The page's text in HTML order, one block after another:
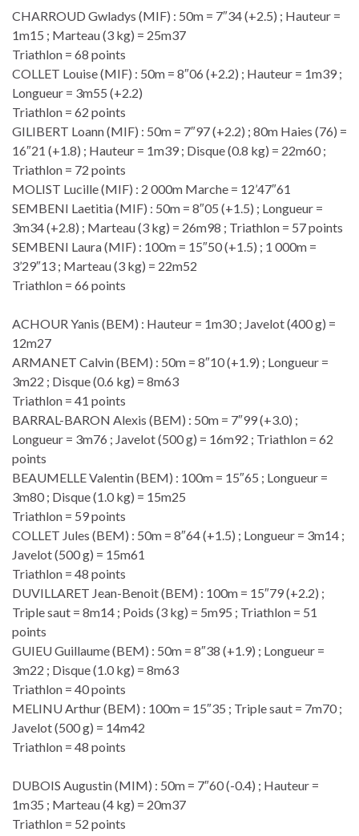
CHARROUD Gwladys (MIF) : 50m = 7″34 (+2.5) ; Hauteur =
1m15 ; Marteau (3 kg) = 25m37
Triathlon = 68 points
COLLET Louise (MIF) : 50m = 8″06 (+2.2) ; Hauteur = 1m39 ;
Longueur = 3m55 (+2.2)
Triathlon = 62 points
GILIBERT Loann (MIF) : 50m = 7″97 (+2.2) ; 80m Haies (76) =
16″21 (+1.8) ; Hauteur = 1m39 ; Disque (0.8 kg) = 22m60 ;
Triathlon = 72 points
MOLIST Lucille (MIF) : 2 000m Marche = 12’47″61
SEMBENI Laetitia (MIF) : 50m = 8″05 (+1.5) ; Longueur =
3m34 (+2.8) ; Marteau (3 kg) = 26m98 ; Triathlon = 57 points
SEMBENI Laura (MIF) : 100m = 15″50 (+1.5) ; 1 000m =
3’29″13 ; Marteau (3 kg) = 22m52
Triathlon = 66 points
ACHOUR Yanis (BEM) : Hauteur = 1m30 ; Javelot (400 g) =
12m27
ARMANET Calvin (BEM) : 50m = 8″10 (+1.9) ; Longueur =
3m22 ; Disque (0.6 kg) = 8m63
Triathlon = 41 points
BARRAL-BARON Alexis (BEM) : 50m = 7″99 (+3.0) ;
Longueur = 3m76 ; Javelot (500 g) = 16m92 ; Triathlon = 62
points
BEAUMELLE Valentin (BEM) : 100m = 15″65 ; Longueur =
3m80 ; Disque (1.0 kg) = 15m25
Triathlon = 59 points
COLLET Jules (BEM) : 50m = 8″64 (+1.5) ; Longueur = 3m14 ;
Javelot (500 g) = 15m61
Triathlon = 48 points
DUVILLARET Jean-Benoit (BEM) : 100m = 15″79 (+2.2) ;
Triple saut = 8m14 ; Poids (3 kg) = 5m95 ; Triathlon = 51
points
GUIEU Guillaume (BEM) : 50m = 8″38 (+1.9) ; Longueur =
3m22 ; Disque (1.0 kg) = 8m63
Triathlon = 40 points
MELINU Arthur (BEM) : 100m = 15″35 ; Triple saut = 7m70 ;
Javelot (500 g) = 14m42
Triathlon = 48 points
DUBOIS Augustin (MIM) : 50m = 7″60 (-0.4) ; Hauteur =
1m35 ; Marteau (4 kg) = 20m37
Triathlon = 52 points